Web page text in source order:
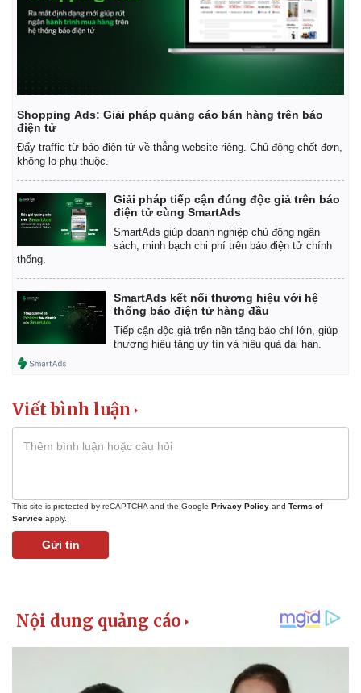
Kinh tế
Khởi nghiệp
Thị trường
Tỷ giá
Chứng khoán
Giá cà phê
Shopping Ads: Giải pháp quảng cáo bán hàng trên báo
điện tử
Đẩy traffic từ báo điện tử về thẳng website riêng. Chủ động chốt đơn,
không lo phụ thuộc.
Giải pháp tiếp cận đúng độc giả trên báo
điện tử cùng SmartAds
SmartAds giúp doanh nghiệp chủ động ngân
sách, minh bạch chi phí trên báo điện tử chính
thống.
SmartAds kết nối thương hiệu với hệ
thống báo điện tử hàng đầu
Tiếp cận độc giả trên nền tảng báo chí lớn, giúp
thương hiệu tăng uy tín và hiệu quả dài hạn.
Viết bình luận
This site is protected by reCAPTCHA and the Google Privacy Policy and Terms of
Service apply.
Gửi tin